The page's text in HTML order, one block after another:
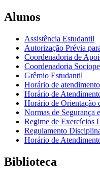
Alunos
Assistência Estudantil
Autorização Prévia
Coordenadoria de
Coordenadoria
Grêmio Estudantil
Horário de
Horário de
Horário de Orientação
Normas de Segurança
Regime de Exercícios
Regulamento
Horário de
Biblioteca